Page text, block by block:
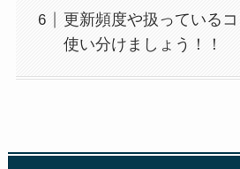
更新頻度や扱っている
使い分けましょう！！